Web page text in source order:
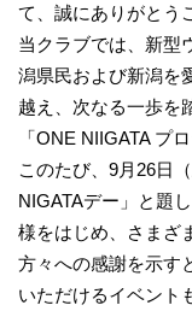
て、誠にありがとう
当クラブでは、新型
潟県民および新潟を
越え、次なる一歩を
「ONE NIIGATA プ
このたび、9月26日
NIGATAデー」と題
様をはじめ、さまざ
方々への感謝を示す
いただけるイベント